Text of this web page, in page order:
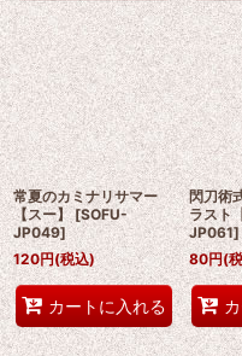
常夏のカミナリサマー
【スー】 [SOFU-
JP049]
120円(税込)
カートに入れる
閃刀術
ラスト
JP061]
80円(